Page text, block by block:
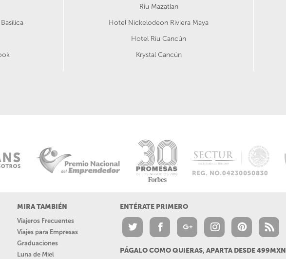
Riu Mazatlan
Hotel Nickelodeon Riviera Maya
Hotel Riu Cancún
Krystal Cancún
MIRA TAMBIÉN
Viajeros Frecuentes
Viajes para Empresas
Graduaciones
Luna de Miel
ENTÉRATE PRIMERO
PÁGALO COMO QUIERAS, APARTA DESDE 499MXN